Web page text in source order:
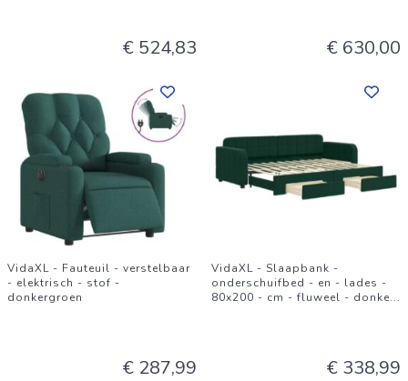
€ 524,83 € 630,00
VidaXL - Fauteuil - verstelbaar
- elektrisch - stof -
donkergroen
€ 287,99
VidaXL - Slaapbank -
onderschuifbed - en - lades -
80x200 - cm - fluweel - donke...
€ 338,99